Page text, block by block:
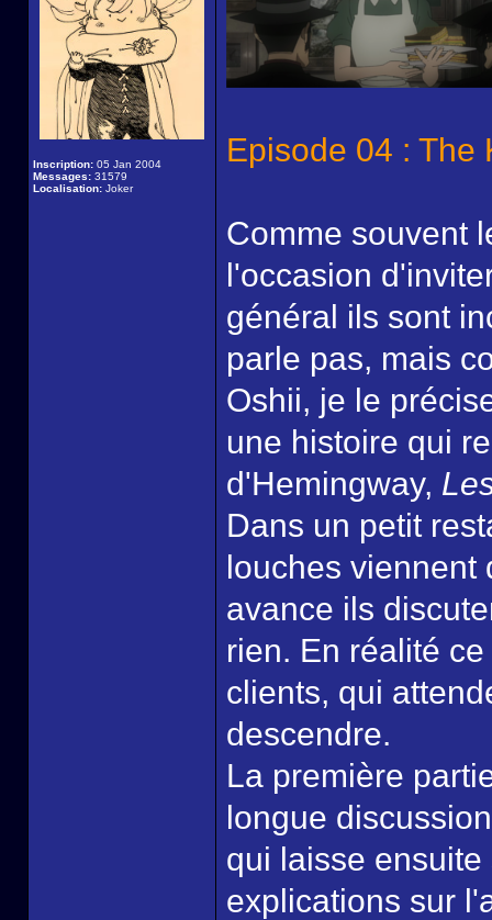
Inscription: 05 Jan 2004
Messages: 31579
Localisation: Joker
Episode 04 : The
Comme souvent
l'occasion
général ils sont
parle pas, mais
Oshii, je le
une histoire qui
d'Hemingway,
Dans un petit
louches viennent
avance ils
rien. En réalité
clients, qui
descendre.
La première
longue
qui laisse
explications sur